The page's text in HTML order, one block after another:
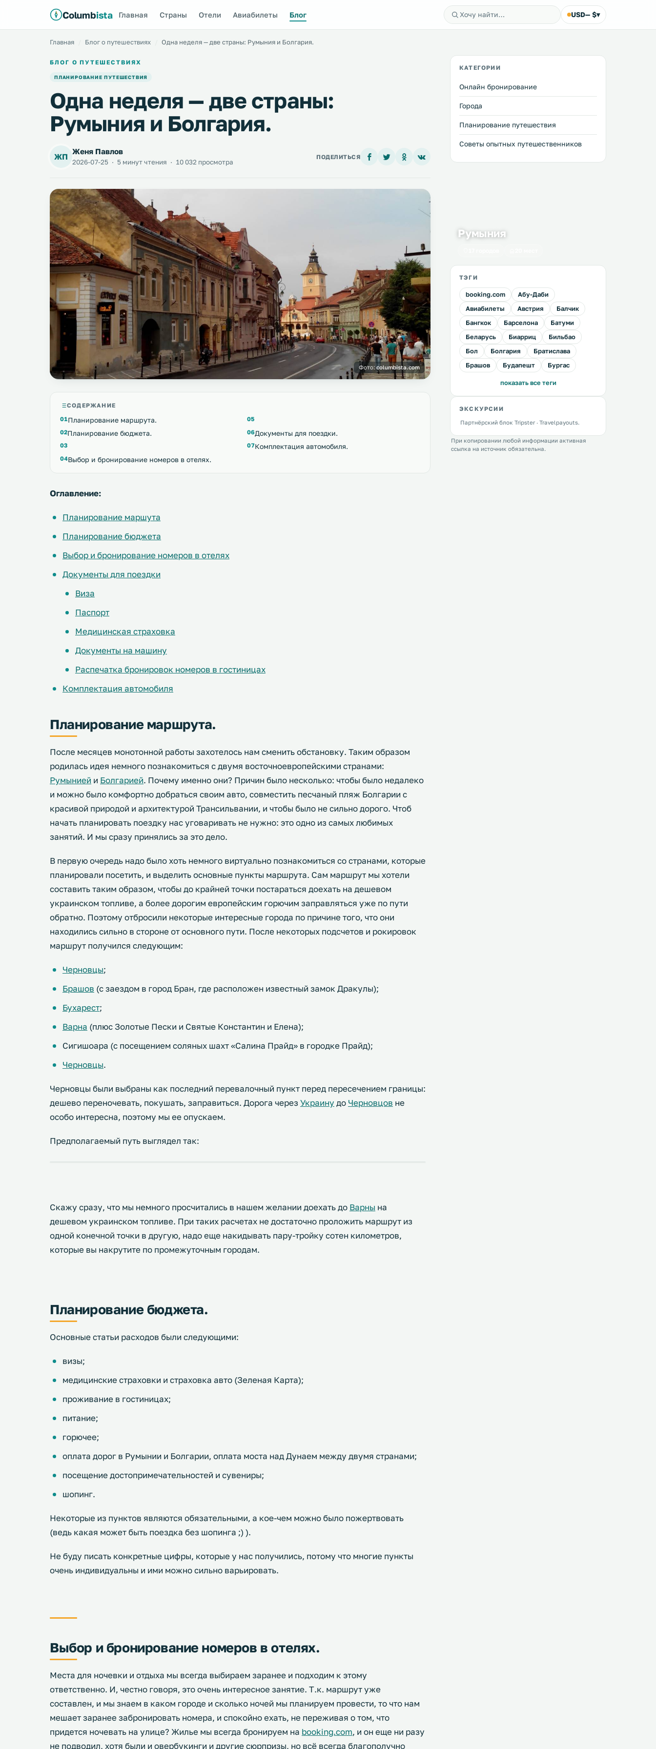
Columbista Главная Страны Отели Авиабилеты Блог USD— $▾
Главная Блог о путешествиях Одна неделя — две страны: Румыния и Болгария.
БЛОГ О ПУТЕШЕСТВИЯХ
ПЛАНИРОВАНИЕ ПУТЕШЕСТВИЯ
Одна неделя — две страны:
Румыния и Болгария.
ЖП
Женя Павлов
2026-07-25 · 5 минут чтения · 10 032 просмотра
ПОДЕЛИТЬСЯ
Фото: columbista.com
СОДЕРЖАНИЕ
Планирование маршрута.
Планирование бюджета.
Выбор и бронирование номеров в отелях.
Документы для поездки.
Комплектация автомобиля.
Оглавление:
Планирование маршута
Планирование бюджета
Выбор и бронирование номеров в отелях
Документы для поездки
Виза
Паспорт
Медицинская страховка
Документы на машину
Распечатка бронировок номеров в гостиницах
Комплектация автомобиля
Планирование маршрута.
После месяцев монотонной работы захотелось нам сменить обстановку. Таким образом
родилась идея немного познакомиться с двумя восточноевропейскими странами:
Румынией и Болгарией. Почему именно они? Причин было несколько: чтобы было недалеко
и можно было комфортно добраться своим авто, совместить песчаный пляж Болгарии с
красивой природой и архитектурой Трансильвании, и чтобы было не сильно дорого. Чтоб
начать планировать поездку нас уговаривать не нужно: это одно из самых любимых
занятий. И мы сразу принялись за это дело.
В первую очередь надо было хоть немного виртуально познакомиться со странами, которые
планировали посетить, и выделить основные пункты маршрута. Сам маршрут мы хотели
составить таким образом, чтобы до крайней точки постараться доехать на дешевом
украинском топливе, а более дорогим европейским горючим заправляться уже по пути
обратно. Поэтому отбросили некоторые интересные города по причине того, что они
находились сильно в стороне от основного пути. После некоторых подсчетов и рокировок
маршрут получился следующим:
Черновцы;
Брашов (с заездом в город Бран, где расположен известный замок Дракулы);
Бухарест;
Варна (плюс Золотые Пески и Святые Константин и Елена);
Сигишоара (с посещением соляных шахт «Салина Прайд» в городке Прайд);
Черновцы.
Черновцы были выбраны как последний перевалочный пункт перед пересечением границы:
дешево переночевать, покушать, заправиться. Дорога черезУкраину до Черновцов не
особо интересна, поэтому мы ее опускаем.
Предполагаемый путь выглядел так:
Скажу сразу, что мы немного просчитались в нашем желании доехать до Варны на
дешевом украинском топливе. При таких расчетах не достаточно проложить маршрут из
одной конечной точки в другую, надо еще накидывать пару-тройку сотен километров,
которые вы накрутите по промежуточным городам.
Планирование бюджета.
Основные статьи расходов были следующими:
визы;
медицинские страховки и страховка авто (Зеленая Карта);
проживание в гостиницах;
питание;
горючее;
оплата дорог в Румынии и Болгарии, оплата моста над Дунаем между двумя странами;
посещение достопримечательностей и сувениры;
шопинг.
Некоторые из пунктов являются обязательными, а кое-чем можно было пожертвовать
(ведь какая может быть поездка без шопинга ;) ).
Не буду писать конкретные цифры, которые у нас получились, потому что многие пункты
очень индивидуальны и ими можно сильно варьировать.
Выбор и бронирование номеров в отелях.
Места для ночевки и отдыха мы всегда выбираем заранее и подходим к этому
ответственно. И, честно говоря, это очень интересное занятие. Т.к. маршрут уже
составлен, и мы знаем в каком городе и сколько ночей мы планируем провести, то что нам
мешает заранее забронировать номера, и спокойно ехать, не переживая о том, что
придется ночевать на улице? Жилье мы всегда бронируем на booking.com, и он еще ни разу
не подводил, хотя были и овербукинги и другие сюрпризы, но всё всегда благополучно
КАТЕГОРИИ
Онлайн бронирование
Города
Планирование путешествия
Советы опытных путешественников
Румыния
ТЭГИ
booking.com
Абу-Даби
Авиабилеты
Австрия
Балчик
Бангкок
Барселона
Батуми
Беларусь
Биарриц
Бильбао
Бол
Болгария
Братислава
Брашов
Будапешт Бургас
показать все теги
ЭКСКУРСИИ
Партнёрский блок Tripster · Travelpayouts.
При копировании любой информации активная
ссылка на источник обязательна.